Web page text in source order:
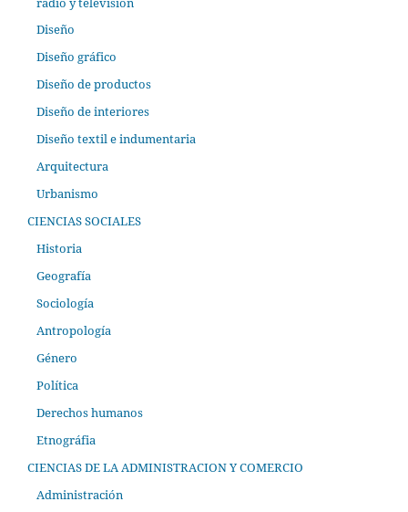
Diseño
Diseño gráfico
Diseño de productos
Diseño de interiores
Diseño textil e indumentaria
Arquitectura
Urbanismo
CIENCIAS SOCIALES
Historia
Geografía
Sociología
Antropología
Género
Política
Derechos humanos
Etnográfia
CIENCIAS DE LA ADMINISTRACION Y COMERCIO
Administración